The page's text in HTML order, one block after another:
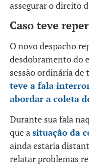
assegurar o direito
Caso teve
O novo despacho
desdobramento do
sessão ordinária
teve a fala
abordar a coleta
Durante sua fala
que a situação da
ainda estaria
relatar problemas